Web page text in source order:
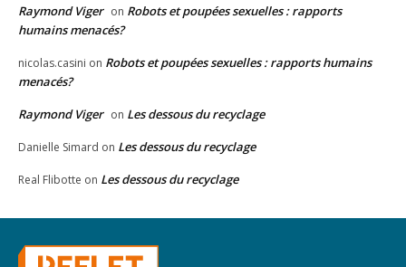
Raymond Viger on Robots et poupées sexuelles : rapports
humains menacés?
nicolas.casini on Robots et poupées sexuelles : rapports humains
menacés?
Raymond Viger on Les dessous du recyclage
Danielle Simard on Les dessous du recyclage
Real Flibotte on Les dessous du recyclage